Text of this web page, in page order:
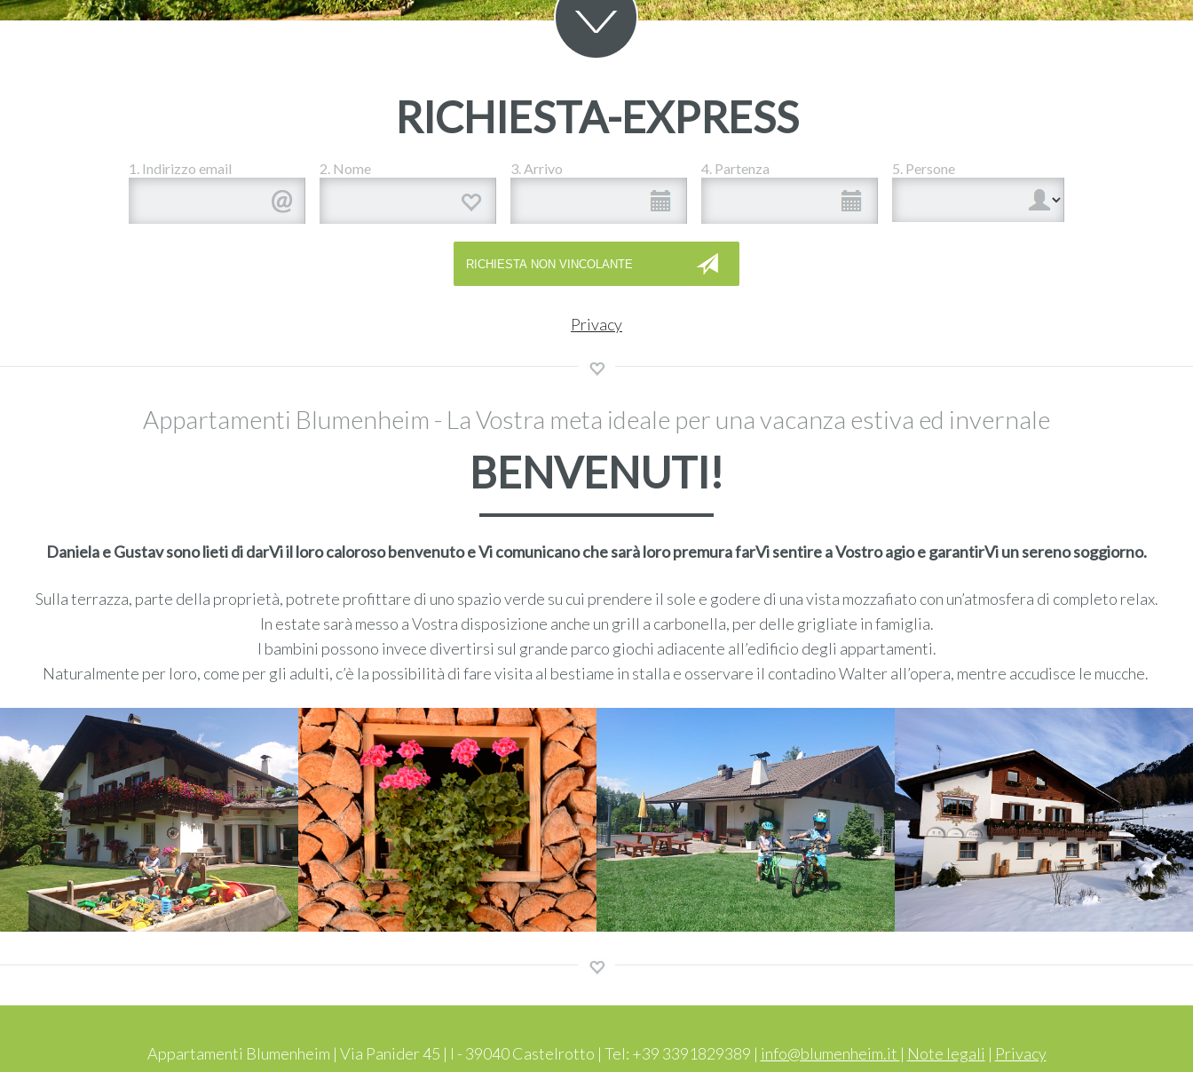
RICHIESTA-EXPRESS
1. Indirizzo email 2. Nome 3. Arrivo 4. Partenza 5. Persone
Privacy
Appartamenti Blumenheim - La Vostra meta ideale per una vacanza estiva ed invernale
BENVENUTI!
Daniela e Gustav sono lieti di darVi il loro caloroso benvenuto e Vi comunicano che sarà loro premura farVi sentire a Vostro agio e garantirVi un sereno soggiorno.
Sulla terrazza, parte della proprietà, potrete profittare di uno spazio verde su cui prendere il sole e godere di una vista mozzafiato con un’atmosfera di completo relax.
In estate sarà messo a Vostra disposizione anche un grill a carbonella, per delle grigliate in famiglia.
I bambini possono invece divertirsi sul grande parco giochi adiacente all’edificio degli appartamenti.
Naturalmente per loro, come per gli adulti, c’è la possibilità di fare visita al bestiame in stalla e osservare il contadino Walter all’opera, mentre accudisce le mucche.
Appartamenti Blumenheim | Via Panider 45 | I - 39040 Castelrotto | Tel: +39 3391829389 | info@blumenheim.it | Note legali | Privacy